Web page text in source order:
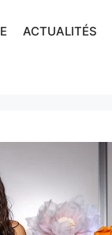
ACTUALITÉS